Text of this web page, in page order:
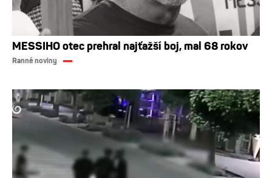
MESSIHO otec prehral najťažší boj, mal 68 rokov
Ranné noviny